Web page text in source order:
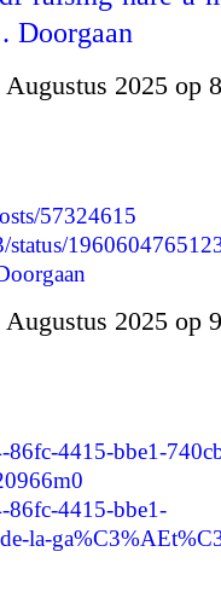
Doorgaan
Augustus 2025 op
57324615
Augustus 2025 op
86fc-4415-bbe1-
86fc-4415-bbe1-
la-